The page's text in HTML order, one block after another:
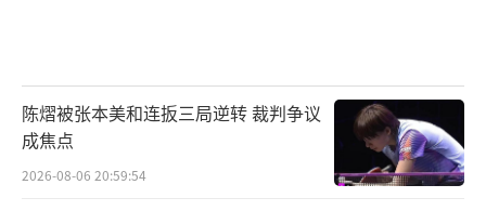
陈熠被张本美和连扳三局逆转 裁判争议
成焦点
2026-08-06 20:59:54